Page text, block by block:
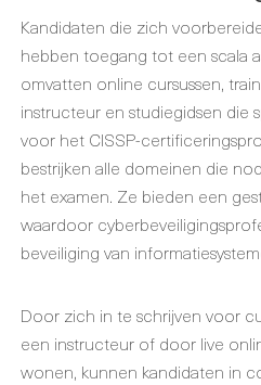
Kandidaten die zich
hebben toegang tot een scala
omvatten online cursussen,
instructeur en studiegidsen die
voor het CISSP-
bestrijken alle domeinen die
het examen. Ze bieden een
waardoor
beveiliging van
Door zich in te schrijven voor
een instructeur of door live
wonen, kunnen kandidaten in